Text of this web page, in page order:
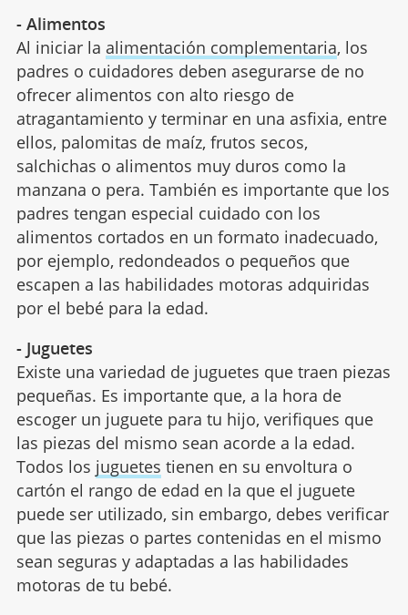
- Alimentos
Al iniciar la alimentación complementaria, los
padres o cuidadores deben asegurarse de no
ofrecer alimentos con alto riesgo de
atragantamiento y terminar en una asfixia, entre
ellos, palomitas de maíz, frutos secos,
salchichas o alimentos muy duros como la
manzana o pera. También es importante que los
padres tengan especial cuidado con los
alimentos cortados en un formato inadecuado,
por ejemplo, redondeados o pequeños que
escapen a las habilidades motoras adquiridas
por el bebé para la edad.
- Juguetes
Existe una variedad de juguetes que traen piezas
pequeñas. Es importante que, a la hora de
escoger un juguete para tu hijo, verifiques que
las piezas del mismo sean acorde a la edad.
Todos los juguetes tienen en su envoltura o
cartón el rango de edad en la que el juguete
puede ser utilizado, sin embargo, debes verificar
que las piezas o partes contenidas en el mismo
sean seguras y adaptadas a las habilidades
motoras de tu bebé.